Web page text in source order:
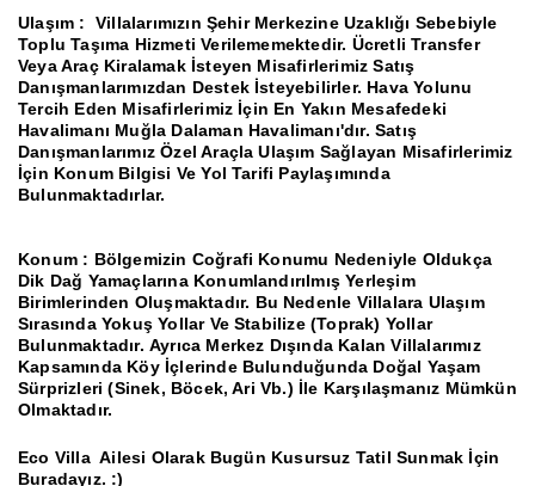
Ulaşım : Villalarımızın Şehir Merkezine Uzaklığı Sebebiyle
Toplu Taşıma Hizmeti Verilememektedir. Ücretli Transfer
Veya Araç Kiralamak İsteyen Misafirlerimiz Satış
Danışmanlarımızdan Destek İsteyebilirler. Hava Yolunu
Tercih Eden Misafirlerimiz İçin En Yakın Mesafedeki
Havalimanı Muğla Dalaman Havalimanı'dır.Satış
Danışmanlarımız Özel Araçla Ulaşım Sağlayan Misafirlerimiz
İçin Konum Bilgisi Ve Yol Tarifi Paylaşımında
Bulunmaktadırlar.
Konum: Bölgemizin Coğrafi Konumu Nedeniyle Oldukça
Dik Dağ Yamaçlarına Konumlandırılmış Yerleşim
Birimlerinden Oluşmaktadır. Bu Nedenle Villalara Ulaşım
Sırasında Yokuş Yollar Ve Stabilize (Toprak) Yollar
Bulunmaktadır. Ayrıca Merkez Dışında Kalan Villalarımız
Kapsamında Köy İçlerinde Bulunduğunda Doğal Yaşam
Sürprizleri (Sinek, Böcek, Ari Vb.) İle Karşılaşmanız Mümkün
Olmaktadır.
Eco Villa Ailesi Olarak Bugün Kusursuz Tatil Sunmak İçin
Buradayız. :)